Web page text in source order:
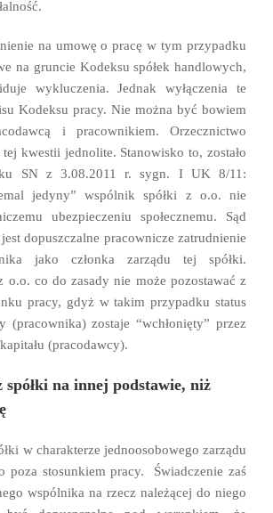
na umowę o pracę w tym przypadku
na gruncie Kodeksu spółek handlowych,
wykluczenia. Jednak wyłączenia te
Kodeksu pracy. Nie można być bowiem
i pracownikiem. Orzecznictwo
kwestii jednolite. Stanowisko to, zostało
SN z 3.08.2011 r. sygn. I UK 8/11:
jedyny” wspólnik spółki z o.o. nie
ubezpieczeniu społecznemu. Sąd
dopuszczalne pracownicze zatrudnienie
jako członka zarządu tej spółki.
o.o. co do zasady nie może pozostawać z
pracy, gdyż w takim przypadku status
(pracownika) zostaje “wchłonięty” przez
(pracodawcy).
spółki na innej podstawie, niż
w charakterze jednoosobowego zarządu
poza stosunkiem pracy. Świadczenie zaś
wspólnika na rzecz należącej do niego